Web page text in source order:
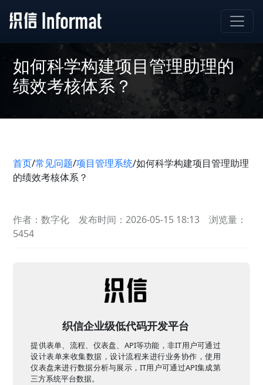
如何科学构建项目管理助理的
绩效考核体系？
首页/常见问题/项目管理系统/如何科学构建项目管理助理
的绩效考核体系？
作者：数字化 发布时间：2026-05-15 18:13
浏览量：
5454
织信企业级低代码开发平台
提供表单、流程、仪表盘、API等功能，非IT用户可通过
设计表单来收集数据，设计流程来进行业务协作，使用
仪表盘来进行数据分析与展示，IT用户可通过API集成第
三方系统平台数据。